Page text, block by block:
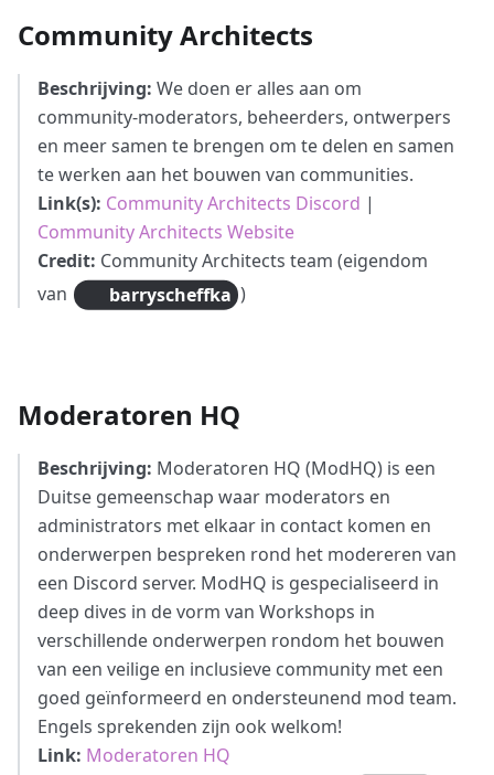
Community Architects
Beschrijving: We doen er alles aan om
community-moderators, beheerders, ontwerpers
en meer samen te brengen om te delen en samen
te werken aan het bouwen van communities.
Link(s): Community Architects Discord |
Community Architects Website
Credit: Community Architects team (eigendom
van
barryscheffka )
Moderatoren HQ
Beschrijving: Moderatoren HQ (ModHQ) is een
Duitse gemeenschap waar moderators en
administrators met elkaar in contact komen en
onderwerpen bespreken rond het modereren van
een Discord server. ModHQ is gespecialiseerd in
deep dives in de vorm van Workshops in
verschillende onderwerpen rondom het bouwen
van een veilige en inclusieve community met een
goed geïnformeerd en ondersteunend mod team.
Engels sprekenden zijn ook welkom!
Link: Moderatoren HQ